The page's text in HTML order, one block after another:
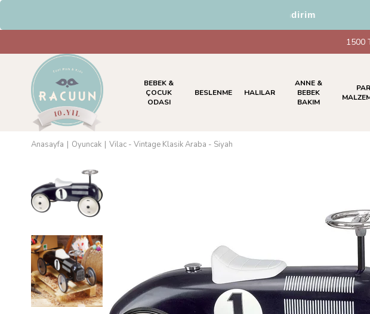
HAVALE & EFT Ödemelerinde %5 İndirim
1500
BEBEK &
ÇOCUK
ODASI
BESLENME HALILAR
ANNE &
BEBEK
BAKIM
Anasayfa Oyuncak Vilac - Vintage Klasik Araba - Siyah